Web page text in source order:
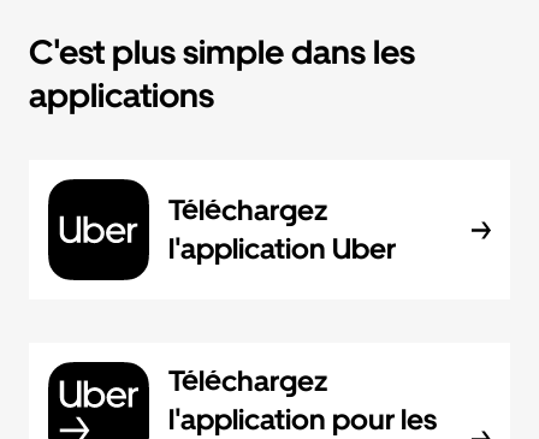
C'est plus simple dans les
applications
Téléchargez
l'application Uber
Téléchargez
l'application pour les